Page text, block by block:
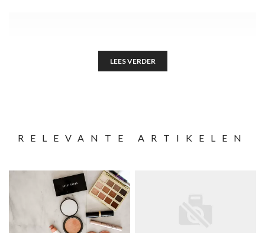
LEES VERDER
RELEVANTE ARTIKELEN